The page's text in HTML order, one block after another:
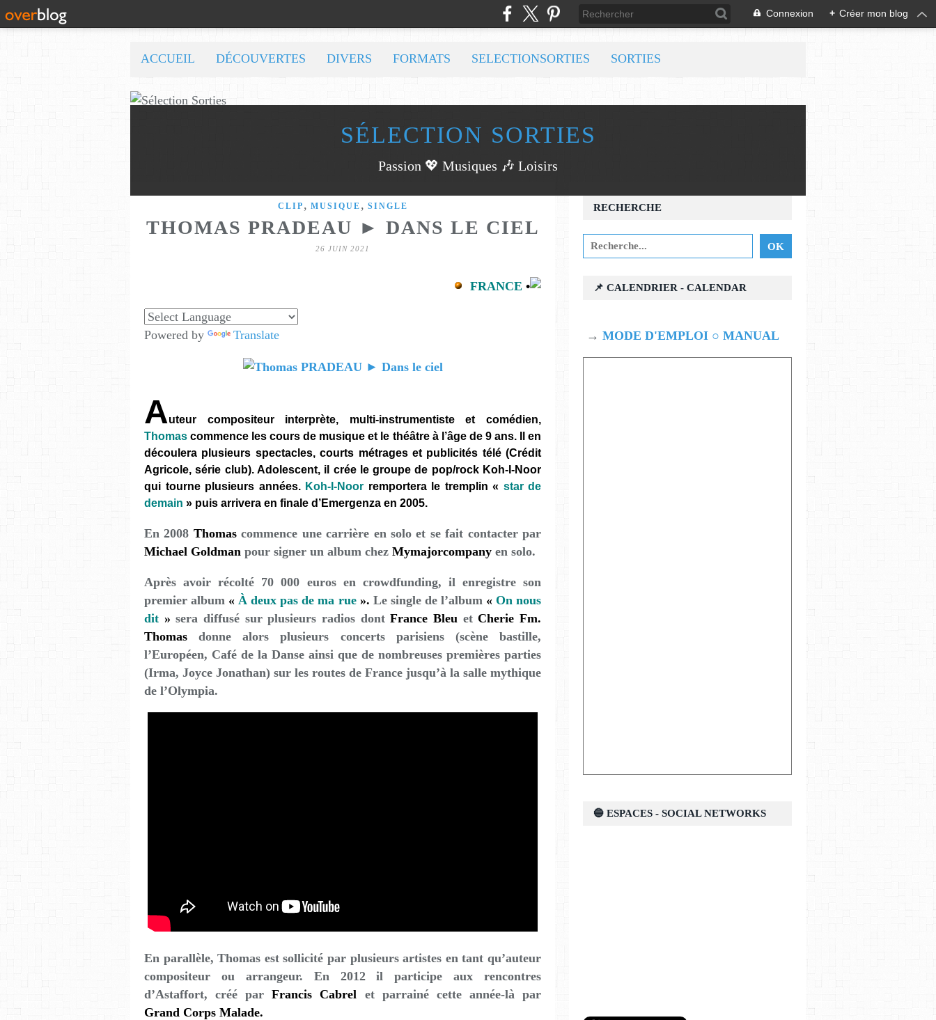
Connexion + Créer mon blog
SÉLECTION SORTIES
Passion 💖 Musiques 🎶 Loisirs
ACCUEIL DÉCOUVERTES DIVERS FORMATS SELECTIONSORTIES SORTIES
CLIP , MUSIQUE , SINGLE
THOMAS PRADEAU ► DANS LE CIEL
26 JUIN 2021
FRANCE •
Powered by Translate
Auteur compositeur interprète, multi-instrumentiste et comédien,
Thomas commence les cours de musique et le théâtre à l’âge de 9 ans. Il en
découlera plusieurs spectacles, courts métrages et publicités télé (Crédit
Agricole, série club). Adolescent, il crée le groupe de pop/rock Koh-I-Noor
qui tourne plusieurs années. Koh-I-Noor remportera le tremplin « star de
demain » puis arrivera en finale d’Emergenza en 2005.
En 2008 Thomascommence une carrière en solo et se fait contacter par
Michael Goldman pour signer un album chez Mymajorcompany en solo.
Après avoir récolté 70 000 euros en crowdfunding, il enregistre son
premier album « À deux pas de ma rue». Le single de l’album« On nous
dit »sera diffusé sur plusieurs radios dontFrance Bleu etCherie Fm.
Thomas donne alors plusieurs concerts parisiens (scène bastille,
l’Européen, Café de la Danse ainsi que de nombreuses premières parties
(Irma, Joyce Jonathan) sur les routes de France jusqu’à la salle mythique
de l’Olympia.
En parallèle, Thomas est sollicité par plusieurs artistes en tant qu’auteur
compositeur ou arrangeur. En 2012 il participe aux rencontres
d’Astaffort, créé parFrancis Cabrel et parrainé cette année-là par
Grand Corps Malade.
RECHERCHE
📌 CALENDRIER - CALENDAR
→ MODE D'EMPLOI ○ MANUAL
🔵 ESPACES - SOCIAL NETWORKS